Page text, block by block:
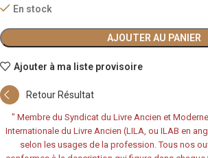
En stock
AJOUTER AU PANIER
Ajouter à ma liste provisoire
Retour Résultat
" Membre du Syndicat du Livre Ancien et
Internationale du Livre Ancien (LILA, ou ILAB en
selon les usages de la profession. Tous nos